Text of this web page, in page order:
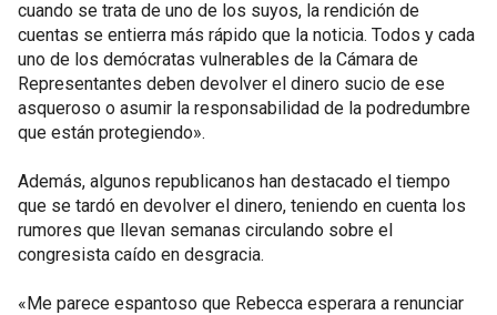
cuando se trata de uno de los suyos, la rendición de
cuentas se entierra más rápido que la noticia. Todos y cada
uno de los demócratas vulnerables de la Cámara de
Representantes deben devolver el dinero sucio de ese
asqueroso o asumir la responsabilidad de la podredumbre
que están protegiendo».
Además, algunos republicanos han destacado el tiempo
que se tardó en devolver el dinero, teniendo en cuenta los
rumores que llevan semanas circulando sobre el
congresista caído en desgracia.
«Me parece espantoso que Rebecca esperara a renunciar